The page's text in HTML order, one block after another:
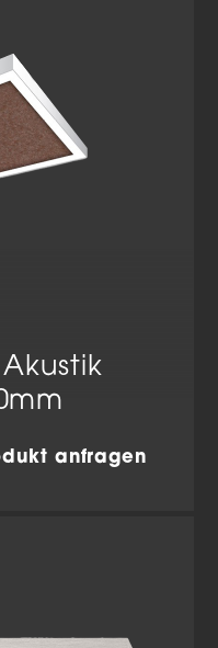
Akustik
anfragen